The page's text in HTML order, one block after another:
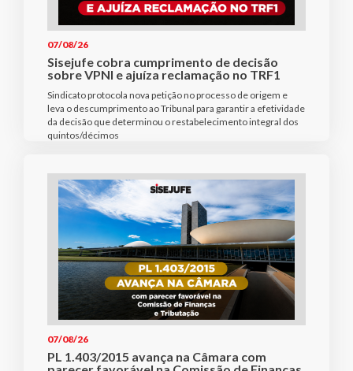
07/08/26
Sisejufe cobra cumprimento de decisão
sobre VPNI e ajuíza reclamação no TRF1
Sindicato protocola nova petição no processo de origem e
leva o descumprimento ao Tribunal para garantir a efetividade
da decisão que determinou o restabelecimento integral dos
quintos/décimos
07/08/26
PL 1.403/2015 avança na Câmara com